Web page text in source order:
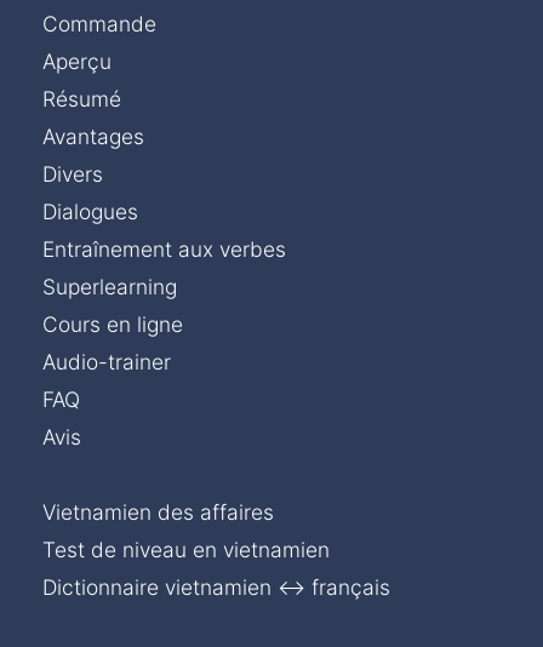
Commande
Aperçu
Résumé
Avantages
Divers
Dialogues
Entraînement aux verbes
Superlearning
Cours en ligne
Audio-trainer
FAQ
Avis
Vietnamien des affaires
Test de niveau en vietnamien
Dictionnaire vietnamien ↔ français